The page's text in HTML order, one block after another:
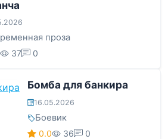
проза
37 0
Бомба для банкира
16.05.2026
Боевик
0.0 36 0